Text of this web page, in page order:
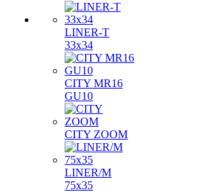
LINER-T
33x34
CITY MR16
GU10
CITY ZOOM
LINER/M
75х35